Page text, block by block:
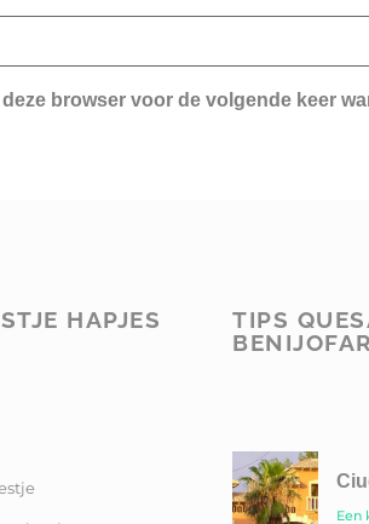
browser voor de volgende keer
HAPJES
TIPS
BENIJOFAR
Een